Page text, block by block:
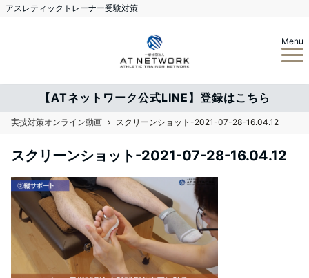
アスレティックトレーナー受験対策
Menu
【ATネットワーク公式LINE】登録はこちら
実技対策オンライン動画 スクリーンショット-2021-07-28-16.04.12
スクリーンショット-2021-07-28-16.04.12